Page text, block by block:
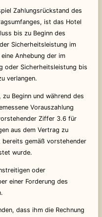
Zahlungsrückstand des
ist das Hotel
bis zu Beginn des
Sicherheitsleistung im
Anhebung der im
oder Sicherheitsleistung bis
verlangen.
Beginn und während des
Vorauszahlung
Ziffer 3.6 für
aus dem Vertrag zu
gemäß vorstehender
wurde.
oder
einer Forderung des
dass ihm die Rechnung